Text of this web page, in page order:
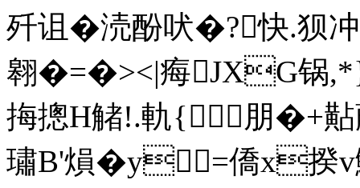
歼诅�涜酚吠�?快.狈
翱�=�><|痗JXG锅,*}
挴摠H觰!.軌{朋�+黇蕂
璛B'熉� y=僑x揆v